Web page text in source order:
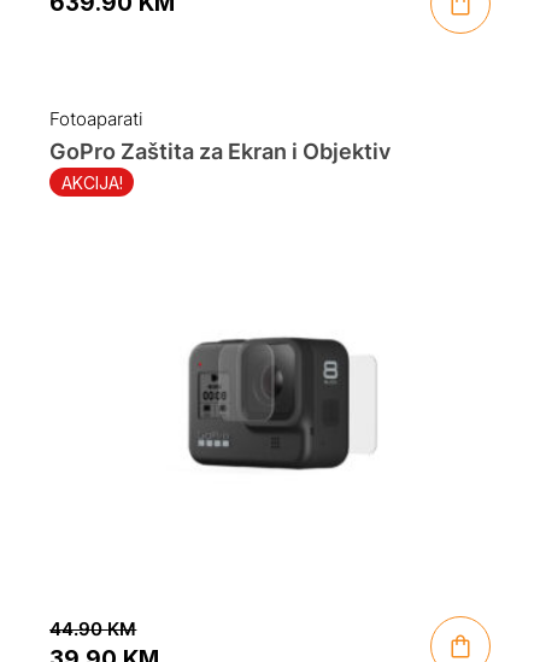
Fotoaparati
AKCIJA!
GoPro Zaštita za Ekran i Objektiv
44.90KM